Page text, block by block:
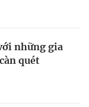
những gia
quét